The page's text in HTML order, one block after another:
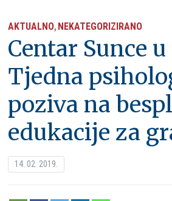
AKTUALNO, NEKATEGORIZIRANO
Centar Sunce
Tjedna
poziva na
edukacije za
14. 02. 2019.